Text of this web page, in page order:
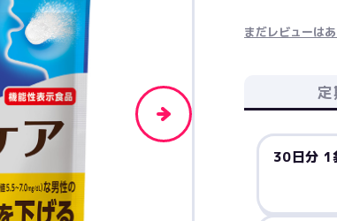
まだレビューは
定
30日分 1